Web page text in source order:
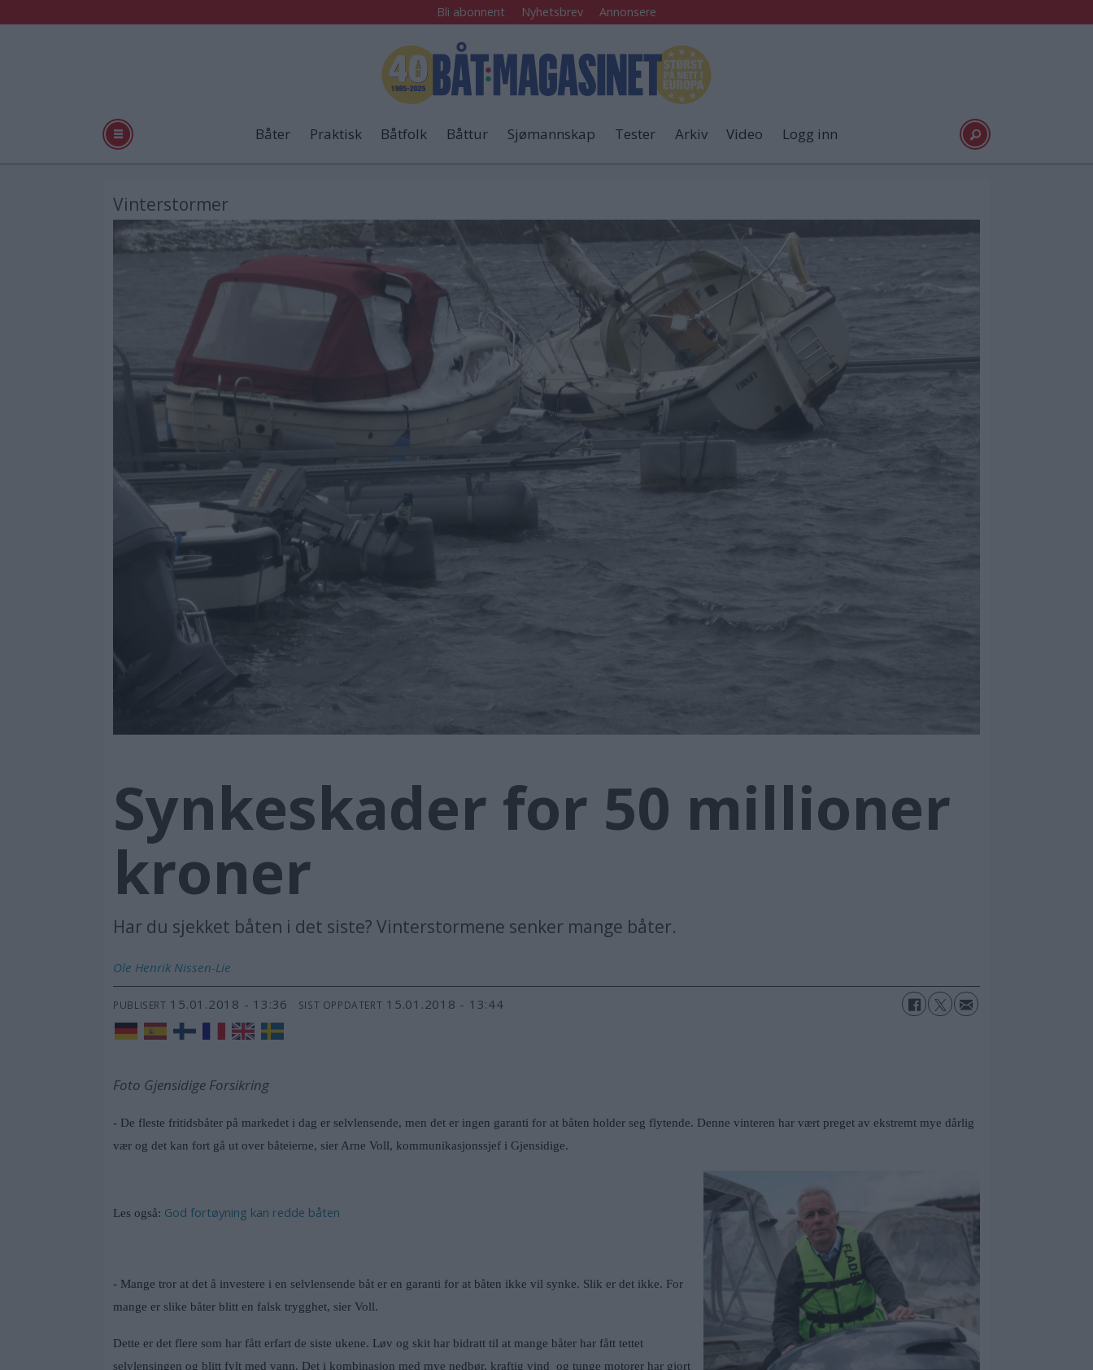
Bli abonnent Nyhetsbrev Annonsere
Båter Praktisk Båtfolk Båttur Sjømannskap Tester Arkiv Video Logg inn
Vinterstormer
Synkeskader for 50 millioner
kroner
Har du sjekket båten i det siste? Vinterstormene senker mange båter.
Ole Henrik Nissen-Lie
PUBLISERT 15.01.2018 - 13:36 SIST OPPDATERT 15.01.2018 - 13:44
Foto Gjensidige Forsikring
- De fleste fritidsbåter på markedet i dag er selvlensende, men det er ingen garanti for at båten holder seg flytende. Denne vinteren har vært preget av ekstremt mye dårlig
vær og det kan fort gå ut over båteierne, sier Arne Voll, kommunikasjonssjef i Gjensidige.
Les også: God fortøyning kan redde båten
- Mange tror at det å investere i en selvlensende båt er en garanti for at båten ikke vil synke. Slik er det ikke. For
mange er slike båter blitt en falsk trygghet, sier Voll.
Dette er det flere som har fått erfart de siste ukene. Løv og skit har bidratt til at mange båter har fått tettet
selvlensingen og blitt fylt med vann. Det i kombinasjon med mye nedbør, kraftig vind og tunge motorer har gjort